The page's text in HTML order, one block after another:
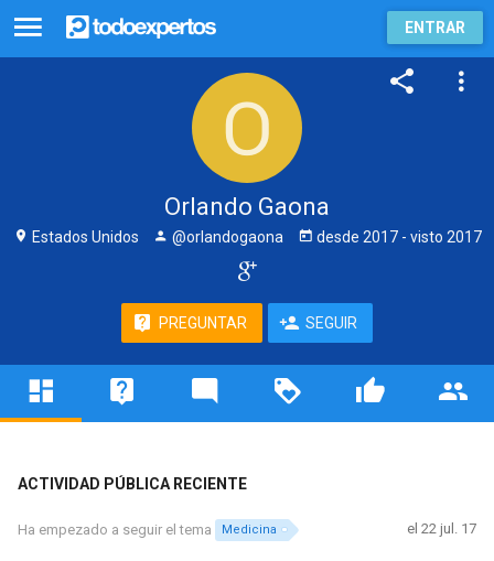
ENTRAR
Orlando Gaona
Estados Unidos @orlandogaona desde 2017- visto 2017
PREGUNTAR SEGUIR
ACTIVIDAD PÚBLICA RECIENTE
Ha empezado a seguir el tema Medicina el 22 jul. 17